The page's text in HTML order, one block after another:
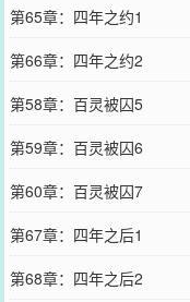
第65章：四年之约1
第66章：四年之约2
第58章：百灵被囚5
第59章：百灵被囚6
第60章：百灵被囚7
第67章：四年之后1
第68章：四年之后2